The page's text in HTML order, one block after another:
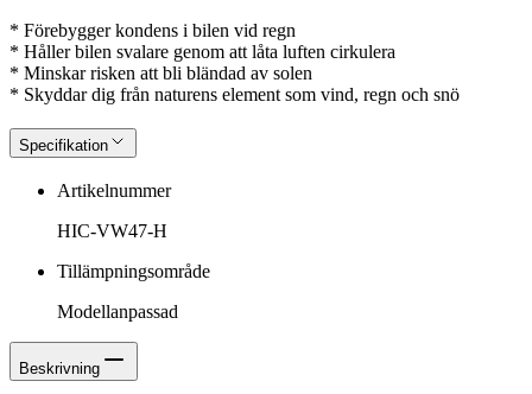
* Förebygger kondens i bilen vid regn
* Håller bilen svalare genom att låta luften cirkulera
* Minskar risken att bli bländad av solen
* Skyddar dig från naturens element som vind, regn och snö
Specifikation
Artikelnummer
HIC-VW47-H
Tillämpningsområde
Modellanpassad
Beskrivning